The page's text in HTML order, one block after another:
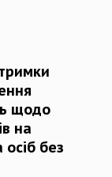
щодо
на
без